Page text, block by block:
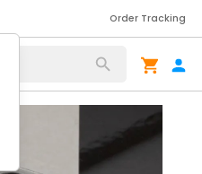
Order Tracking